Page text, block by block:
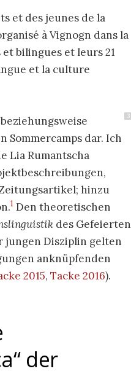
et des jeunes de la
à Vignogn dans la
bilingues et leurs 21
et la culture
3
dar. Ich
Lia Rumantscha
hinzu
1 Den theoretischen
des Gefeierten
jungen Disziplin gelten
anknüpfenden
2015, Tacke 2016).
der